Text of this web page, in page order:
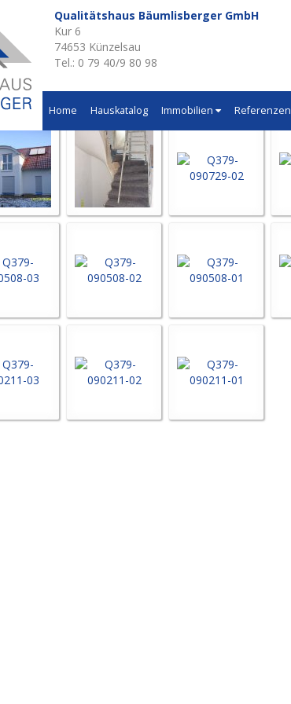
Qualitätshaus Bäumlisberger GmbH
Kur 6
74653 Künzelsau
Tel.: 0 79 40/9 80 98
Home Hauskatalog Immobilien Referenzen
- Q379